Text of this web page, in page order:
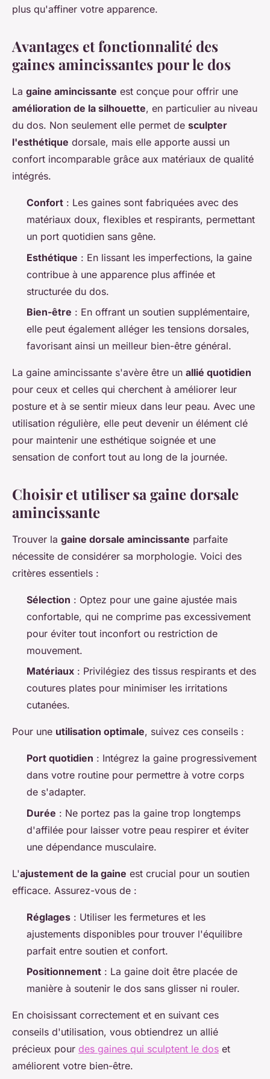
plus qu'affiner votre apparence.
Avantages et fonctionnalité des
gaines amincissantes pour le dos
La gaine amincissante est conçue pour offrir une
amélioration de la silhouette, en particulier au niveau
du dos. Non seulement elle permet de sculpter
l'esthétique dorsale, mais elle apporte aussi un
confort incomparable grâce aux matériaux de qualité
intégrés.
Confort : Les gaines sont fabriquées avec des
matériaux doux, flexibles et respirants, permettant
un port quotidien sans gêne.
Esthétique : En lissant les imperfections, la gaine
contribue à une apparence plus affinée et
structurée du dos.
Bien-être : En offrant un soutien supplémentaire,
elle peut également alléger les tensions dorsales,
favorisant ainsi un meilleur bien-être général.
La gaine amincissante s'avère être un allié quotidien
pour ceux et celles qui cherchent à améliorer leur
posture et à se sentir mieux dans leur peau. Avec une
utilisation régulière, elle peut devenir un élément clé
pour maintenir une esthétique soignée et une
sensation de confort tout au long de la journée.
Choisir et utiliser sa gaine dorsale
amincissante
Trouver la gaine dorsale amincissante parfaite
nécessite de considérer sa morphologie. Voici des
critères essentiels :
Sélection : Optez pour une gaine ajustée mais
confortable, qui ne comprime pas excessivement
pour éviter tout inconfort ou restriction de
mouvement.
Matériaux : Privilégiez des tissus respirants et des
coutures plates pour minimiser les irritations
cutanées.
Pour une utilisation optimale, suivez ces conseils :
Port quotidien : Intégrez la gaine progressivement
dans votre routine pour permettre à votre corps
de s'adapter.
Durée : Ne portez pas la gaine trop longtemps
d'affilée pour laisser votre peau respirer et éviter
une dépendance musculaire.
L'ajustement de la gaine est crucial pour un soutien
efficace. Assurez-vous de :
Réglages : Utiliser les fermetures et les
ajustements disponibles pour trouver l'équilibre
parfait entre soutien et confort.
Positionnement : La gaine doit être placée de
manière à soutenir le dos sans glisser ni rouler.
En choisissant correctement et en suivant ces
conseils d'utilisation, vous obtiendrez un allié
précieux pour des gaines qui sculptent le dos et
améliorent votre bien-être.